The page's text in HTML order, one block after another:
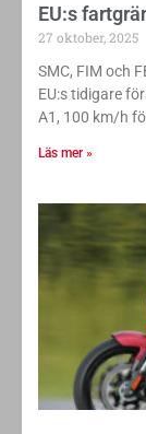
EU:s
27 oktober, 2025
SMC, FIM och
EU:s tidigare
A1, 100 km/h
Läs mer »